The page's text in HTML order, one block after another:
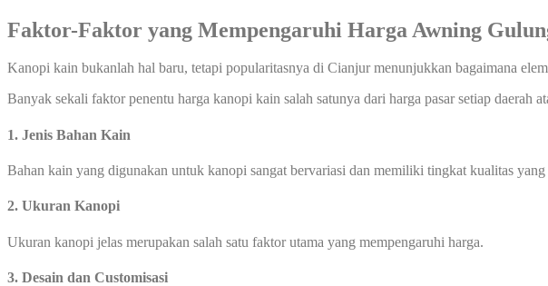
Faktor-Faktor yang Mempengaruhi Harga Awning
Kanopi kain bukanlah hal baru, tetapi popularitasnya di Cianjur menunjukkan bagaimana
Banyak sekali faktor penentu harga kanopi kain salah satunya dari harga pasar setiap
1. Jenis Bahan Kain
Bahan kain yang digunakan untuk kanopi sangat bervariasi dan memiliki tingkat kualitas
2. Ukuran Kanopi
Ukuran kanopi jelas merupakan salah satu faktor utama yang mempengaruhi harga.
3. Desain dan Customisasi